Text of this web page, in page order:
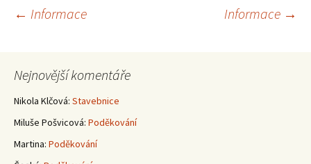
Navigace
pro
příspěvky
← Informace Informace →
Nejnovější komentáře
Nikola Klčová: Stavebnice
Miluše Pošvicová: Poděkování
Martina: Poděkování